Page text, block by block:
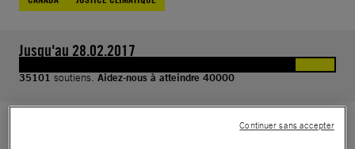
Jusqu'au 28.02.2017
35101 soutiens. Aidez-nous à atteindre 40000
Il y a plus de 100 ans, l’arrière-arrière-grand-père
Continuer sans accepter